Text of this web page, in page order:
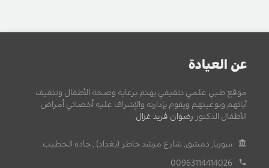
عن العيادة
موقع طبي علمي تثقيفي يهتم برعاية وصحة الأطفال وتثقيف
آبائهم وتوعيتهم ويقوم بإدارته والإشراف عليه أخصائي أمراض
الأطفال الدكتور رضوان فريد غزال
سوريا, دمشق, شارع مرشد خاطر (بغداد) , جادة الخطيب.
00963114414026